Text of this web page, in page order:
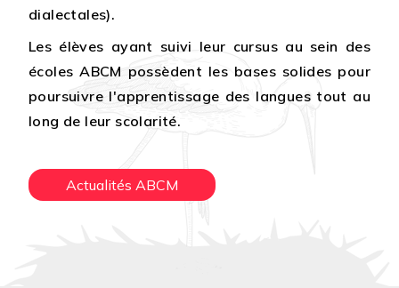
dialectales).
Les élèves ayant suivi leur cursus au sein des
écoles ABCM possèdent les bases solides pour
poursuivre l'apprentissage des langues tout au
long de leur scolarité.
Actualités ABCM